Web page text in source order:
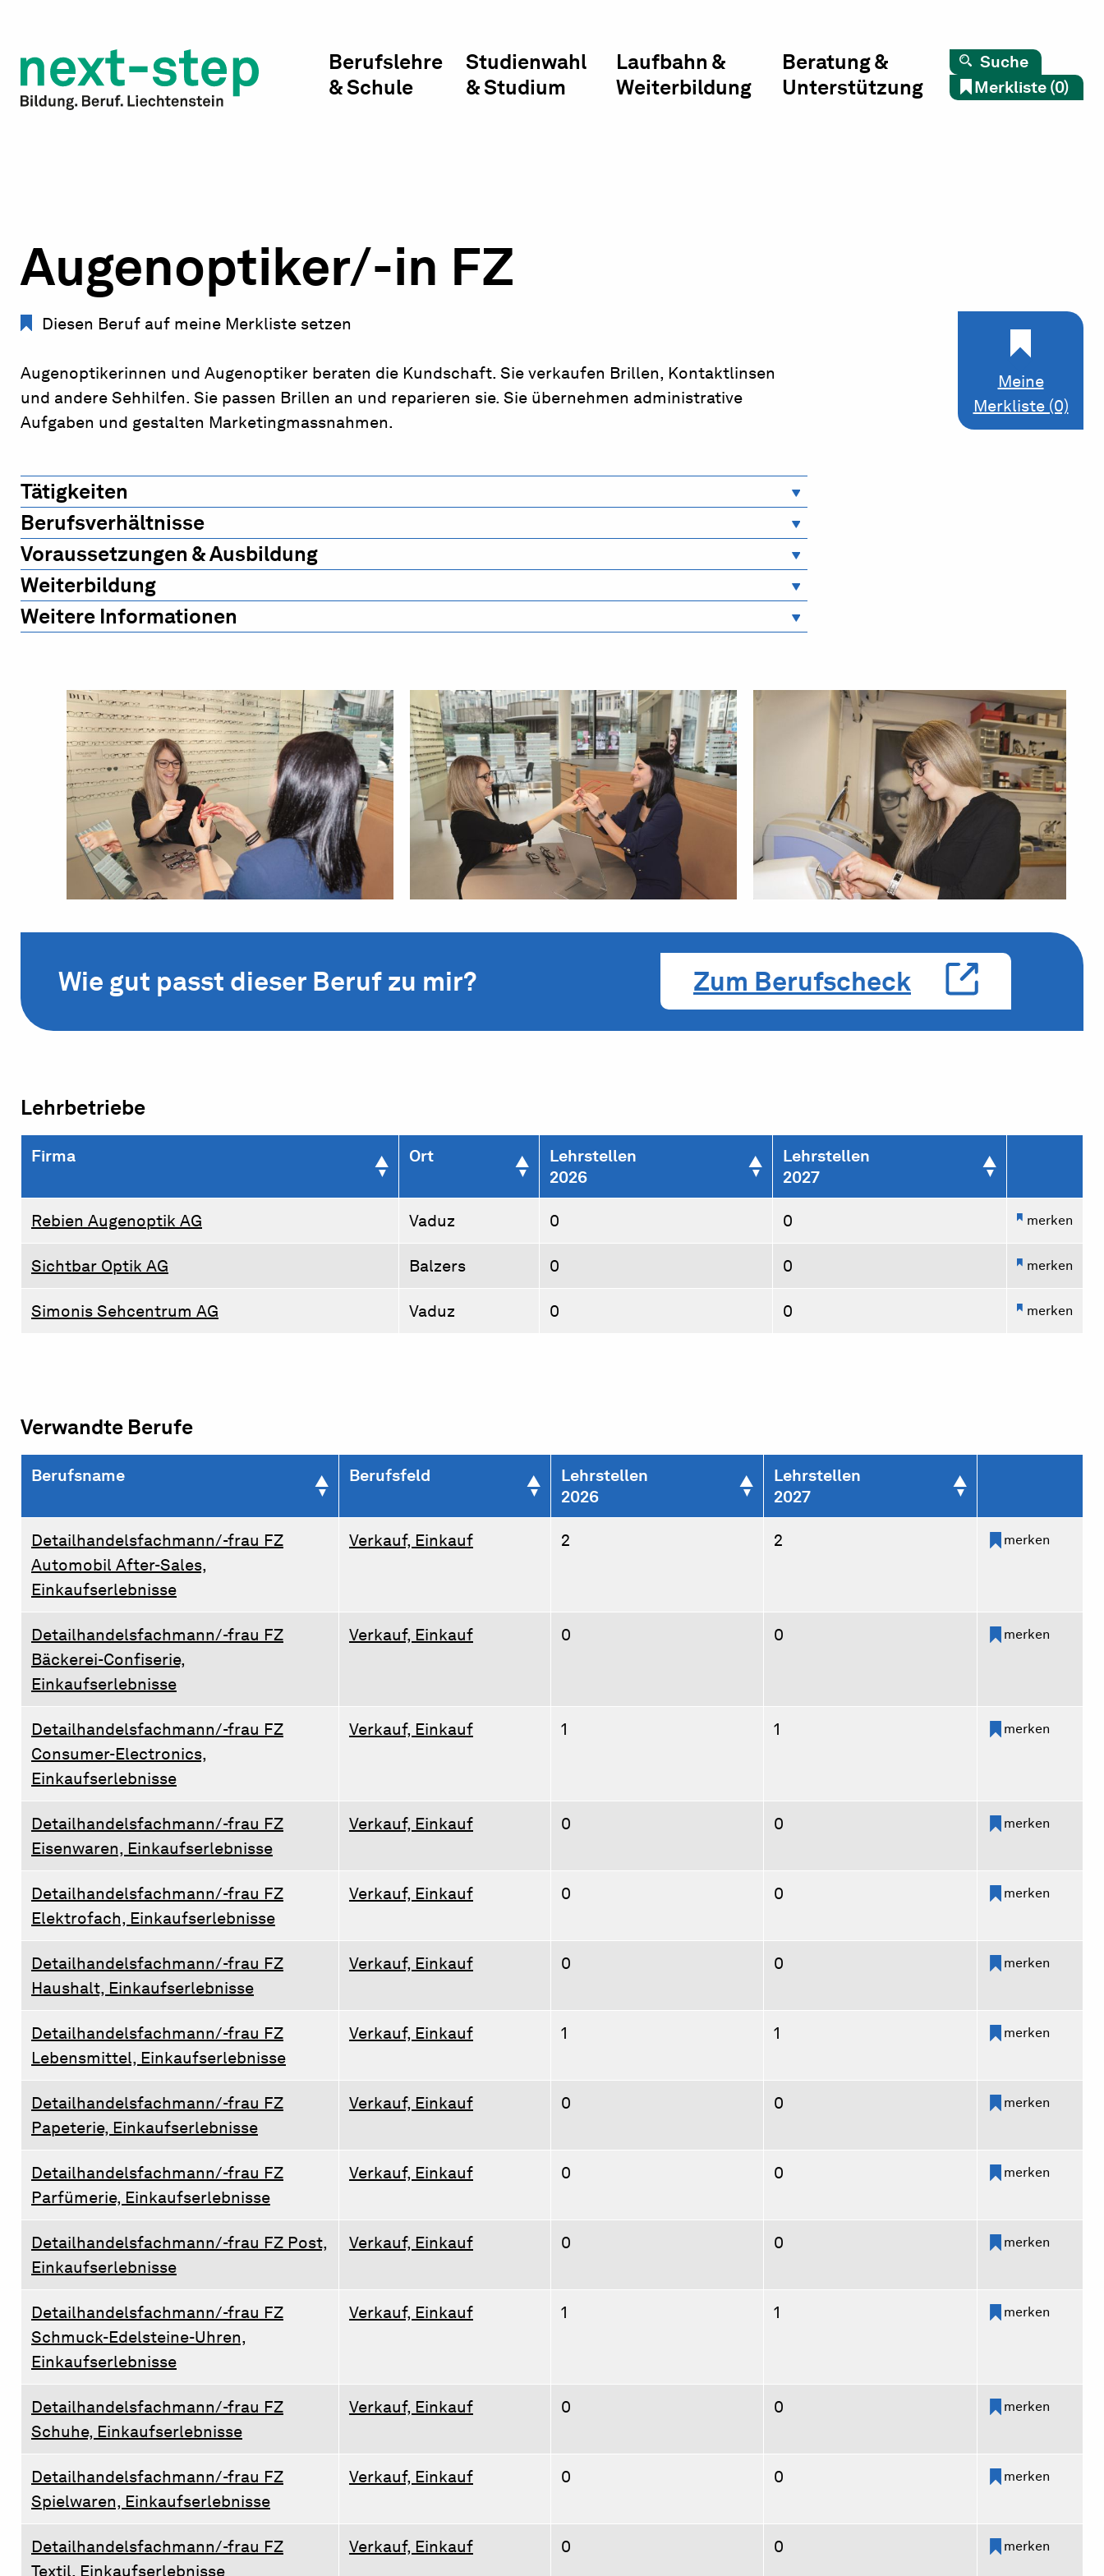
Laufbahn & Weiterbildung
Beratung & Unterstützung
Berufslehre
& Schule
Studienwahl
& Studium
Laufbahn &
Weiterbildung
Beratung &
Unterstützung
Suche
Merkliste (0)
Meine
Merkliste (0)
Augenoptiker/-in FZ
Diesen Beruf auf meine Merkliste setzen
Augenoptikerinnen und Augenoptiker beraten die Kundschaft. Sie verkaufen Brillen, Kontaktlinsen
und andere Sehhilfen. Sie passen Brillen an und reparieren sie. Sie übernehmen administrative
Aufgaben und gestalten Marketingmassnahmen.
Tätigkeiten
Berufsverhältnisse
Voraussetzungen & Ausbildung
Weiterbildung
Weitere Informationen
Wie gut passt dieser Beruf zu mir? Zum Berufscheck
Lehrbetriebe
Firma Ort
Lehrstellen
2026
Lehrstellen
2027
Rebien Augenoptik AG Vaduz 0 0 merken
Sichtbar Optik AG Balzers 0 0 merken
Simonis Sehcentrum AG Vaduz 0 0 merken
Verwandte Berufe
Berufsname Berufsfeld
Lehrstellen
2026
Lehrstellen
2027
Detailhandelsfachmann/-frau FZ
Automobil After-Sales,
Einkaufserlebnisse
Verkauf, Einkauf 2 2 merken
Detailhandelsfachmann/-frau FZ
Bäckerei-Confiserie,
Einkaufserlebnisse
Verkauf, Einkauf 0 0 merken
Detailhandelsfachmann/-frau FZ
Consumer-Electronics,
Einkaufserlebnisse
Verkauf, Einkauf 1 1 merken
Detailhandelsfachmann/-frau FZ
Eisenwaren, Einkaufserlebnisse
Verkauf, Einkauf 0 0 merken
Detailhandelsfachmann/-frau FZ
Elektrofach, Einkaufserlebnisse
Verkauf, Einkauf 0 0 merken
Detailhandelsfachmann/-frau FZ
Haushalt, Einkaufserlebnisse
Verkauf, Einkauf 0 0 merken
Detailhandelsfachmann/-frau FZ
Lebensmittel, Einkaufserlebnisse
Verkauf, Einkauf 1 1 merken
Detailhandelsfachmann/-frau FZ
Papeterie, Einkaufserlebnisse
Verkauf, Einkauf 0 0 merken
Detailhandelsfachmann/-frau FZ
Parfümerie, Einkaufserlebnisse
Verkauf, Einkauf 0 0 merken
Detailhandelsfachmann/-frau FZ Post,
Einkaufserlebnisse
Verkauf, Einkauf 0 0 merken
Detailhandelsfachmann/-frau FZ
Schmuck-Edelsteine-Uhren,
Einkaufserlebnisse
Verkauf, Einkauf 1 1 merken
Detailhandelsfachmann/-frau FZ
Schuhe, Einkaufserlebnisse
Verkauf, Einkauf 0 0 merken
Detailhandelsfachmann/-frau FZ
Spielwaren, Einkaufserlebnisse
Verkauf, Einkauf 0 0 merken
Detailhandelsfachmann/-frau FZ
Textil, Einkaufserlebnisse
Verkauf, Einkauf 0 0 merken